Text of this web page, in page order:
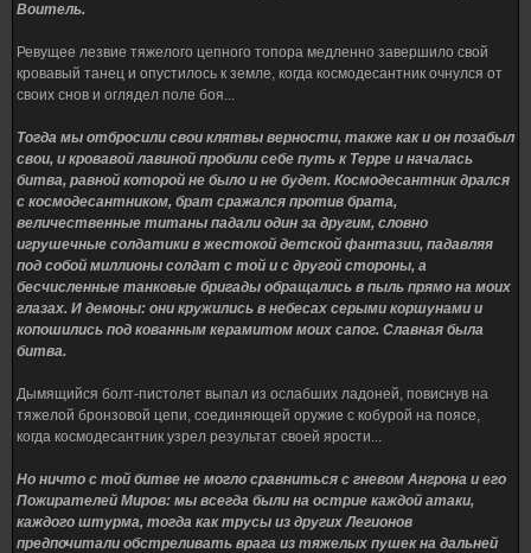
Воитель.
Ревущее лезвие тяжелого цепного топора медленно завершило свой
кровавый танец и опустилось к земле, когда космодесантник очнулся от
своих снов и оглядел поле боя...
Тогда мы отбросили свои клятвы верности, также как и он позабыл
свои, и кровавой лавиной пробили себе путь к Терре и началась
битва, равной которой не было и не будет. Космодесантник дрался
с космодесантником, брат сражался против брата,
величественные титаны падали один за другим, словно
игрушечные солдатики в жестокой детской фантазии, падавляя
под собой миллионы солдат с той и с другой стороны, а
бесчисленные танковые бригады обращались в пыль прямо на моих
глазах. И демоны: они кружились в небесах серыми коршунами и
копошились под кованным керамитом моих сапог. Славная была
битва.
Дымящийся болт-пистолет выпал из ослабших ладоней, повиснув на
тяжелой бронзовой цепи, соединяющей оружие с кобурой на поясе,
когда космодесантник узрел результат своей ярости...
Но ничто с той битве не могло сравниться с гневом Ангрона и его
Пожирателей Миров: мы всегда были на острие каждой атаки,
каждого штурма, тогда как трусы из других Легионов
предпочитали обстреливать врага из тяжелых пушек на дальней